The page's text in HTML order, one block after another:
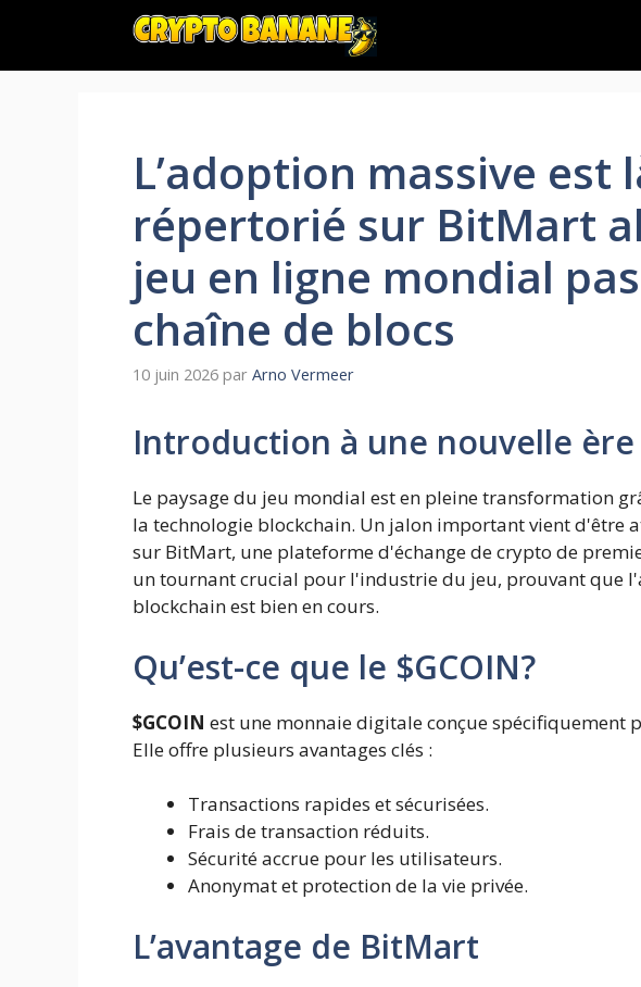
contenu
L’adoption massive est
répertorié sur BitMart
jeu en ligne mondial
chaîne de blocs
10 juin 2026 par Arno Vermeer
Introduction à une nouvelle
Le paysage du jeu mondial est en pleine transformation
la technologie blockchain. Un jalon important vient d'être
sur BitMart, une plateforme d'échange de crypto de
un tournant crucial pour l'industrie du jeu, prouvant que
blockchain est bien en cours.
Qu’est-ce que le $GCOIN?
$GCOIN est une monnaie digitale conçue spécifiquement
Elle offre plusieurs avantages clés :
Transactions rapides et sécurisées.
Frais de transaction réduits.
Sécurité accrue pour les utilisateurs.
Anonymat et protection de la vie privée.
L’avantage de BitMart